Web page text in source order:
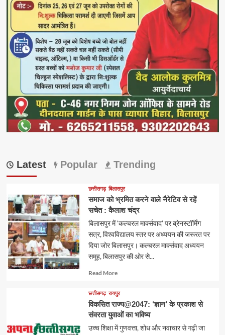
Latest Popular Trending
छत्तीसगढ़ बिलासपुर
समाज को भ्रमित करने वाले नैरेटिव से रहें
सचेत : कैलाश चंद्र
बिलासपुर में ‘कल्चरल मार्क्सवाद’ पर ब्रेनस्टॉर्मिंग
सत्र, विश्वविद्यालय स्तर पर अध्ययन की जरूरत पर
दिया जोर बिलासपुर। कल्चरल मार्क्सवाद अध्ययन
समूह, बिलासपुर की ओर से...
Read MoreRead
about
छत्तीसगढ़ रायपुर
विकसित राज्य@2047: ‘ज्ञान’ के प्रकाश से
संवरता युवाओं का भविष्य
उच्च शिक्षा में गुणवत्ता, शोध और नवाचार से गढ़ी जा